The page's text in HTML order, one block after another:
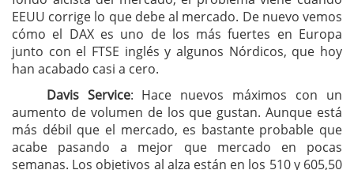
EEUU corrige lo que debe al mercado. De nuevo vemos
cómo el DAX es uno de los más fuertes en Europa
junto con el FTSE inglés y algunos Nórdicos, que hoy
han acabado casi a cero.
Davis Service: Hace nuevos máximos con un
aumento de volumen de los que gustan. Aunque está
más débil que el mercado, es bastante probable que
acabe pasando a mejor que mercado en pocas
semanas. Los objetivos al alza están en los 510 y 605,50